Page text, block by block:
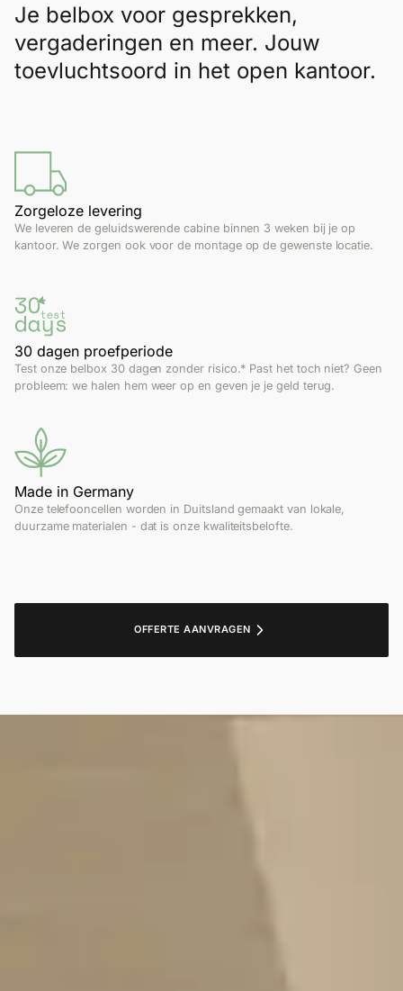
Je belbox voor gesprekken,
vergaderingen en meer. Jouw
toevluchtsoord in het open kantoor.
Zorgeloze levering
We leveren de geluidswerende cabine binnen 3 weken bij je op
kantoor. We zorgen ook voor de montage op de gewenste locatie.
30 dagen proefperiode
Test onze belbox 30 dagen zonder risico.* Past het toch niet? Geen
probleem: we halen hem weer op en geven je je geld terug.
Made in Germany
Onze telefooncellen worden in Duitsland gemaakt van lokale,
duurzame materialen - dat is onze kwaliteitsbelofte.
OFFERTE AANVRAGEN